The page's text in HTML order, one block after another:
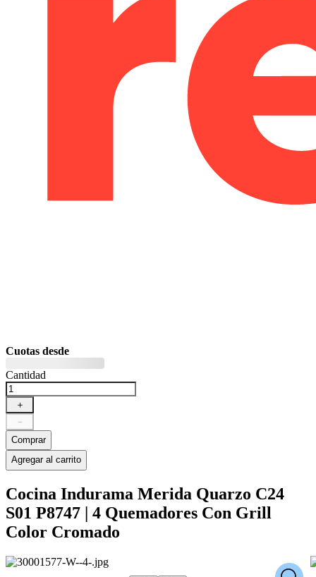
Cuotas desde
Cantidad
＋
－
Comprar
Agregar al carrito
Cocina Indurama Merida Quarzo C24
S01 P8747 | 4 Quemadores Con Grill
Color Cromado